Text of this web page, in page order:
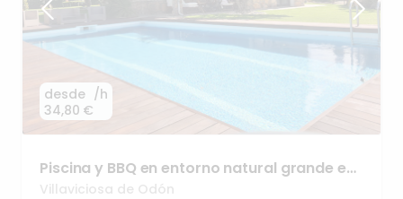
desde
34,80 €
/h
Piscina y BBQ en entorno natural grande en
Villaviciosa
Villaviciosa de Odón